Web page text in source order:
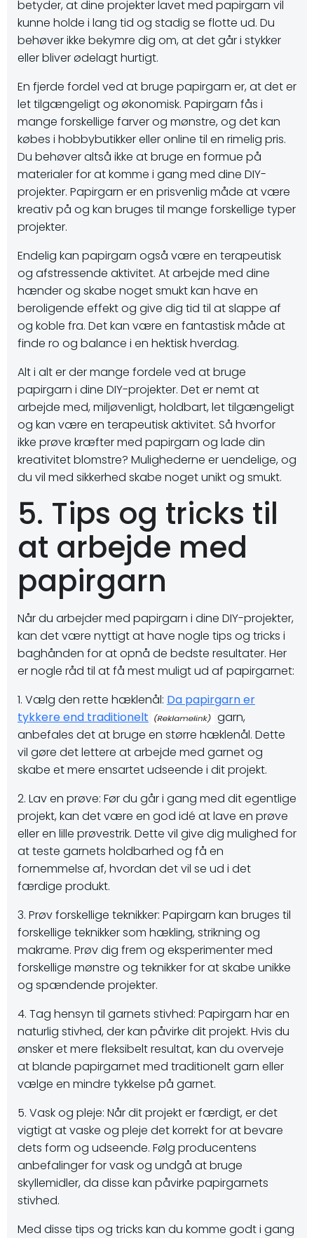
betyder, at dine projekter lavet med papirgarn vil
kunne holde i lang tid og stadig se flotte ud. Du
behøver ikke bekymre dig om, at det går i stykker
eller bliver ødelagt hurtigt.
En fjerde fordel ved at bruge papirgarn er, at det er
let tilgængeligt og økonomisk. Papirgarn fås i
mange forskellige farver og mønstre, og det kan
købes i hobbybutikker eller online til en rimelig pris.
Du behøver altså ikke at bruge en formue på
materialer for at komme i gang med dine DIY-
projekter. Papirgarn er en prisvenlig måde at være
kreativ på og kan bruges til mange forskellige typer
projekter.
Endelig kan papirgarn også være en terapeutisk
og afstressende aktivitet. At arbejde med dine
hænder og skabe noget smukt kan have en
beroligende effekt og give dig tid til at slappe af
og koble fra. Det kan være en fantastisk måde at
finde ro og balance i en hektisk hverdag.
Alt i alt er der mange fordele ved at bruge
papirgarn i dine DIY-projekter. Det er nemt at
arbejde med, miljøvenligt, holdbart, let tilgængeligt
og kan være en terapeutisk aktivitet. Så hvorfor
ikke prøve kræfter med papirgarn og lade din
kreativitet blomstre? Mulighederne er uendelige, og
du vil med sikkerhed skabe noget unikt og smukt.
5. Tips og tricks til
at arbejde med
papirgarn
Når du arbejder med papirgarn i dine DIY-projekter,
kan det være nyttigt at have nogle tips og tricks i
baghånden for at opnå de bedste resultater. Her
er nogle råd til at få mest muligt ud af papirgarnet:
1. Vælg den rette hæklenål: Da papirgarn er
tykkere end traditionelt
garn,
anbefales det at bruge en større hæklenål. Dette
vil gøre det lettere at arbejde med garnet og
skabe et mere ensartet udseende i dit projekt.
2. Lav en prøve: Før du går i gang med dit egentlige
projekt, kan det være en god idé at lave en prøve
eller en lille prøvestrik. Dette vil give dig mulighed for
at teste garnets holdbarhed og få en
fornemmelse af, hvordan det vil se ud i det
færdige produkt.
3. Prøv forskellige teknikker: Papirgarn kan bruges til
forskellige teknikker som hækling, strikning og
makrame. Prøv dig frem og eksperimenter med
forskellige mønstre og teknikker for at skabe unikke
og spændende projekter.
4. Tag hensyn til garnets stivhed: Papirgarn har en
naturlig stivhed, der kan påvirke dit projekt. Hvis du
ønsker et mere fleksibelt resultat, kan du overveje
at blande papirgarnet med traditionelt garn eller
vælge en mindre tykkelse på garnet.
5. Vask og pleje: Når dit projekt er færdigt, er det
vigtigt at vaske og pleje det korrekt for at bevare
dets form og udseende. Følg producentens
anbefalinger for vask og undgå at bruge
skyllemidler, da disse kan påvirke papirgarnets
stivhed.
Med disse tips og tricks kan du komme godt i gang